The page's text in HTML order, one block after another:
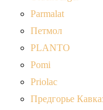
Parmalat
Петмол
PLANTO
Pomi
Priolac
Предгорье